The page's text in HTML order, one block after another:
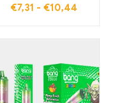
Tick Tock Blueberry Ice
€7,31 - €10,44